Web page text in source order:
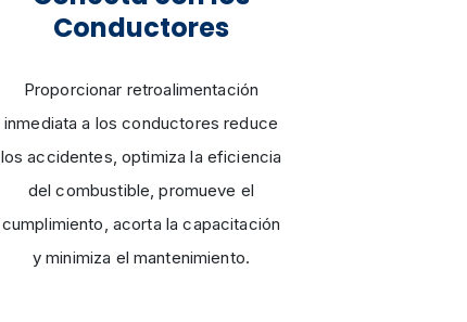
Conductores
Proporcionar retroalimentación
inmediata a los conductores reduce
los accidentes, optimiza la eficiencia
del combustible, promueve el
cumplimiento, acorta la capacitación
y minimiza el mantenimiento.